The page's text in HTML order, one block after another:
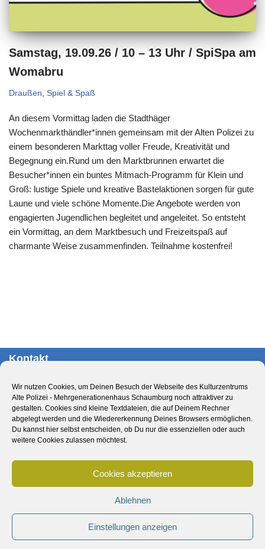
Wir nutzen Cookies, um Deinen Besuch der Webseite des Kulturzentrums
Alte Polizei - Mehrgenerationenhaus Schaumburg noch attraktiver zu
gestalten. Cookies sind kleine Textdateien, die auf Deinem Rechner
abgelegt werden und die Wiedererkennung Deines Browsers ermöglichen.
Du kannst hier selbst entscheiden, ob Du nur die essenziellen oder auch
weitere Cookies zulassen möchtest.
Cookies akzeptieren
Ablehnen
Einstellungen anzeigen
Samstag, 19.09.26 / 10 – 13 Uhr / SpiSpa am
Womabru
Draußen Spiel & Spaß
An diesem Vormittag laden die Stadthäger
Wochenmarkthändler*innen gemeinsam mit der Alten Polizei zu
einem besonderen Markttag voller Freude, Kreativität und
Begegnung ein.Rund um den Marktbrunnen erwartet die
Besucher*innen ein buntes Mitmach-Programm für Klein und
Groß: lustige Spiele und kreative Bastelaktionen sorgen für gute
Laune und viele schöne Momente.Die Angebote werden von
engagierten Jugendlichen begleitet und angeleitet. So entsteht
ein Vormittag, an dem Marktbesuch und Freizeitspaß auf
charmante Weise zusammenfinden. Teilnahme kostenfrei!
Kontakt
Schaumburg
Obernstr. 29
31655 Stadthagen
Deutschland
E-Mail:
Datenschutzerklärung
Cookie-Richtlinie (EU)
Design & Umsetzung: Feliks Oldewage auf Basis vonNeve|